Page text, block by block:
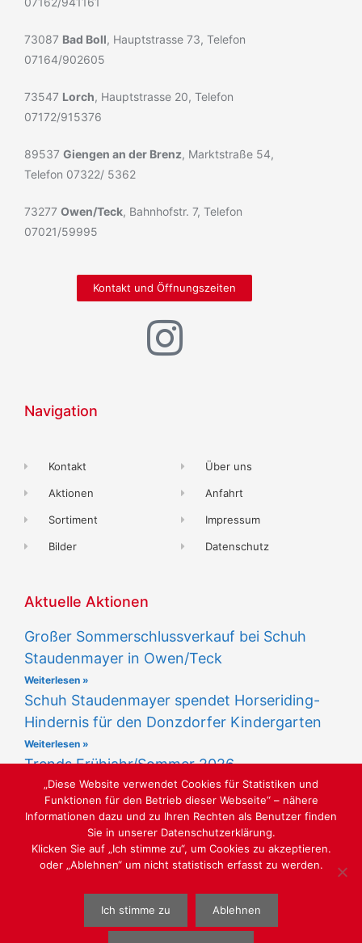
73087 Bad Boll, Hauptstrasse 73, Telefon
07164/902605
73547 Lorch, Hauptstrasse 20, Telefon
07172/915376
89537 Giengen an der Brenz, Marktstraße 54,
Telefon 07322/ 5362
73277 Owen/Teck, Bahnhofstr. 7, Telefon
07021/59995
Kontakt und Öffnungszeiten
Navigation
Kontakt
Aktionen
Sortiment
Bilder
Über uns
Anfahrt
Impressum
Datenschutz
Aktuelle Aktionen
Großer Sommerschlussverkauf bei Schuh
Staudenmayer in Owen/Teck
Weiterlesen »
Schuh Staudenmayer spendet Horseriding-
Hindernis für den Donzdorfer Kindergarten
Weiterlesen »
Trends Frühjahr/Sommer 2026
Weiterlesen »
LUST AUF SCHÖNE SCHUHE - SCHUHMODEN
WEBGESTALTUNGWWW.SABU-VERBUNDGRUPPE.DE
GMBH
„Diese Website verwendet Cookies für Statistiken und
Funktionen für den Betrieb dieser Webseite“ – nähere
Informationen dazu und zu Ihren Rechten als Benutzer finden
Sie in unserer Datenschutzerklärung.
Klicken Sie auf „Ich stimme zu“, um Cookies zu akzeptieren.
oder „Ablehnen“ um nicht statistisch erfasst zu werden.
Ich stimme zu Ablehnen